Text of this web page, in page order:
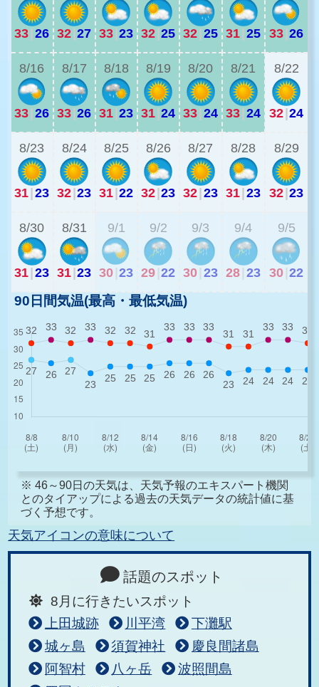
33|26 32|27 33|23 32|25 32|25 31|25 33|26
8/16
33|26
8/17
33|26
8/18
31|23
8/19
31|24
8/20
33|24
8/21
33|24
8/22
32|24
8/23
31|23
8/24
32|23
8/25
31|22
8/26
32|23
8/27
32|23
8/28
31|23
8/29
32|23
8/30
31|23
8/31
31|23
9/1
30 23
9/2
29 22
9/3
30 23
9/4
28 23
9/5
30 22
90日間気温(最高・最低気温)
※ 46～90日の天気は、天気予報のエキスパート機関
とのタイアップによる過去の天気データの統計値に基
づく予想です。
天気アイコンの意味について
話題のスポット
8月に行きたいスポット
上田城跡
川平湾
下灘駅
城ヶ島
須賀神社
慶良間諸島
阿智村
八ヶ岳
波照間島